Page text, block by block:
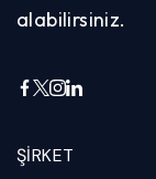
alabilirsiniz.
ŞIRKET